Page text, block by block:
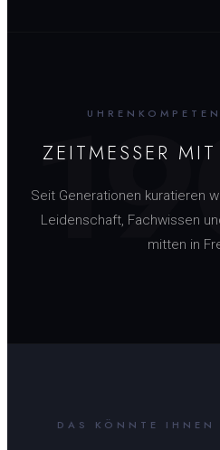
ZEITMESSER
Seit Generationen kuratieren
Leidenschaft, Fachwissen
mitten in
DAS KÖNNTE IHNEN